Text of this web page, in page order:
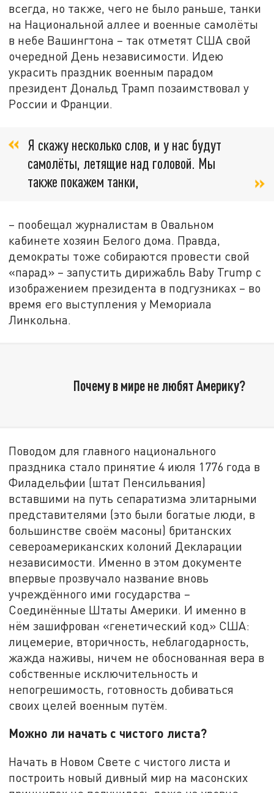
всегда, но также, чего не было раньше, танки
на Национальной аллее и военные самолёты
в небе Вашингтона – так отметят США свой
очередной День независимости. Идею
украсить праздник военным парадом
президент Дональд Трамп позаимствовал у
России и Франции.
Я скажу несколько слов, и у нас будут
самолёты, летящие над головой. Мы
также покажем танки,
– пообещал журналистам в Овальном
кабинете хозяин Белого дома. Правда,
демократы тоже собираются провести свой
«парад» – запустить дирижабль Baby Trump с
изображением президента в подгузниках – во
время его выступления у Мемориала
Линкольна.
Почему в мире не любят Америку?
Поводом для главного национального
праздника стало принятие 4 июля 1776 года в
Филадельфии (штат Пенсильвания)
вставшими на путь сепаратизма элитарными
представителями (это были богатые люди, в
большинстве своём масоны) британских
североамериканских колоний Декларации
независимости. Именно в этом документе
впервые прозвучало название вновь
учреждённого ими государства –
Соединённые Штаты Америки. И именно в
нём зашифрован «генетический код» США:
лицемерие, вторичность, неблагодарность,
жажда наживы, ничем не обоснованная вера в
собственные исключительность и
непогрешимость, готовность добиваться
своих целей военным путём.
Можно ли начать с чистого листа?
Начать в Новом Свете с чистого листа и
построить новый дивный мир на масонских